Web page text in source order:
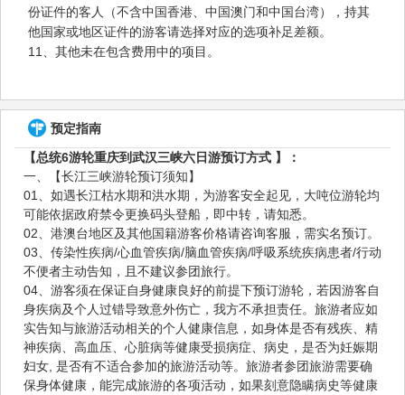
份证件的客人（不含中国香港、中国澳门和中国台湾），持其
他国家或地区证件的游客请选择对应的选项补足差额。
11、其他未在包含费用中的项目。
预定指南
【总统6游轮重庆到武汉三峡六日游预订方式 】：
一、【长江三峡游轮预订须知】
01、如遇长江枯水期和洪水期，为游客安全起见，大吨位游轮均
可能依据政府禁令更换码头登船，即中转，请知悉。
02、港澳台地区及其他国籍游客价格请咨询客服，需实名预订。
03、传染性疾病/心血管疾病/脑血管疾病/呼吸系统疾病患者/行动
不便者主动告知，且不建议参团旅行。
04、游客须在保证自身健康良好的前提下预订游轮，若因游客自
身疾病及个人过错导致意外伤亡，我方不承担责任。旅游者应如
实告知与旅游活动相关的个人健康信息，如身体是否有残疾、精
神疾病、高血压、心脏病等健康受损病症、病史，是否为妊娠期
妇女, 是否有不适合参加的旅游活动等。旅游者参团旅游需要确
保身体健康，能完成旅游的各项活动，如果刻意隐瞒病史等健康